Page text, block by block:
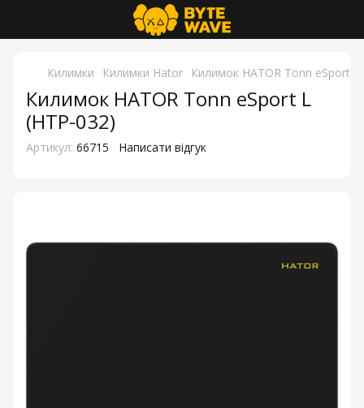
Килимки Килимки Hator Килимок HATOR Tonn eSport L
Килимок HATOR Tonn eSport L
(HTP-032)
Артикул: 66715 Написати відгук